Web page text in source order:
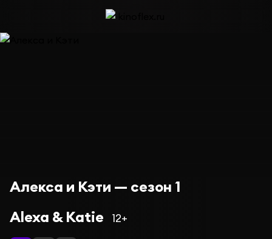
Алекса и Кэти — сезон 1
Alexa & Katie
12+